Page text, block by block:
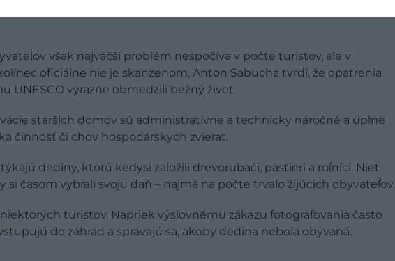
však najväčší problém nespočíva v počte turistov, ale v
oficiálne nie je skanzenom, Anton Sabucha tvrdí, že opatrenia
UNESCO výrazne obmedzili bežný život.
starších domov sú administratívne a technicky náročné a úplne
činnosť či chov hospodárskych zvierat.
dediny, ktorú kedysi založili drevorubači, pastieri a roľníci. Niet
si časom vybrali svoju daň – najmä na počte trvalo žijúcich obyvateľov.
niektorých turistov. Napriek výslovnému zákazu fotografovania často
do záhrad a správajú sa, akoby dedina nebola obývaná.